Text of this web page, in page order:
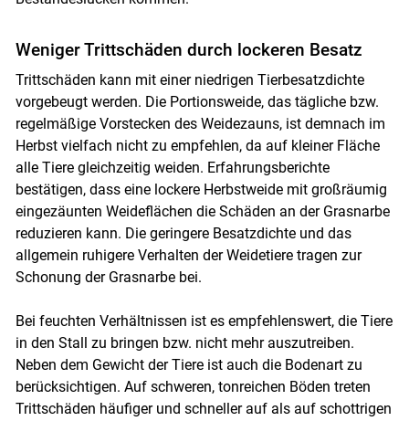
Weniger Trittschäden durch lockeren Besatz
Trittschäden kann mit einer niedrigen Tierbesatzdichte
vorgebeugt werden. Die Portionsweide, das tägliche bzw.
regelmäßige Vorstecken des Weidezauns, ist demnach im
Herbst vielfach nicht zu empfehlen, da auf kleiner Fläche
alle Tiere gleichzeitig weiden. Erfahrungsberichte
bestätigen, dass eine lockere Herbstweide mit großräumig
eingezäunten Weideflächen die Schäden an der Grasnarbe
reduzieren kann. Die geringere Besatzdichte und das
allgemein ruhigere Verhalten der Weidetiere tragen zur
Schonung der Grasnarbe bei.
Bei feuchten Verhältnissen ist es empfehlenswert, die Tiere
in den Stall zu bringen bzw. nicht mehr auszutreiben.
Neben dem Gewicht der Tiere ist auch die Bodenart zu
berücksichtigen. Auf schweren, tonreichen Böden treten
Trittschäden häufiger und schneller auf als auf schottrigen